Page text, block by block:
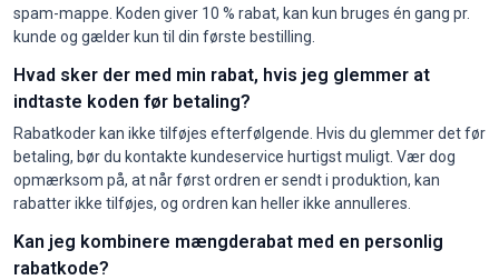
spam-mappe. Koden giver 10 % rabat, kan kun bruges én gang pr.
kunde og gælder kun til din første bestilling.
Hvad sker der med min rabat, hvis jeg glemmer at
indtaste koden før betaling?
Rabatkoder kan ikke tilføjes efterfølgende. Hvis du glemmer det før
betaling, bør du kontakte kundeservice hurtigst muligt. Vær dog
opmærksom på, at når først ordren er sendt i produktion, kan
rabatter ikke tilføjes, og ordren kan heller ikke annulleres.
Kan jeg kombinere mængderabat med en personlig
rabatkode?